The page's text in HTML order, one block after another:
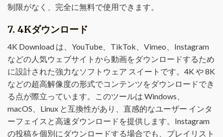
制限がなく、完全に無料で使用できます。
7. 4Kダウンロード
4K Download は、YouTube、TikTok、Vimeo、Instagram
などの人気ウェブサイトから動画をダウンロードするため
に設計された強力なソフトウェア スイートです。4K や 8K
などの超高解像度の形式でコンテンツをダウンロードでき
る点が際立っています。このツールは Windows、
macOS、Linux と互換性があり、直感的なユーザー インタ
ーフェイスと高速ダウンロードを提供します。Instagram
の投稿を個別にダウンロードする場合でも、プレイリスト